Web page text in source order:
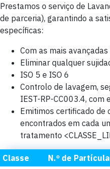
Prestamos o serviço de
de parceria), garantindo a
específicas:
Com as mais
Eliminar qualquer
ISO 5 e ISO 6
Controlo de lavagem,
IEST-RP-CC003.4,
Emitimos certificado de
encontrados em cada
tratamento
Classe N.º de